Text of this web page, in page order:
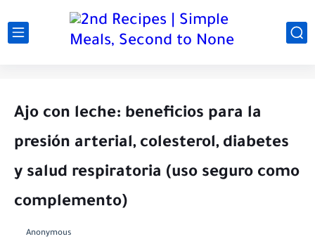
Ajo con leche: beneficios para la
presión arterial, colesterol, diabetes
y salud respiratoria (uso seguro como
complemento)
Anonymous